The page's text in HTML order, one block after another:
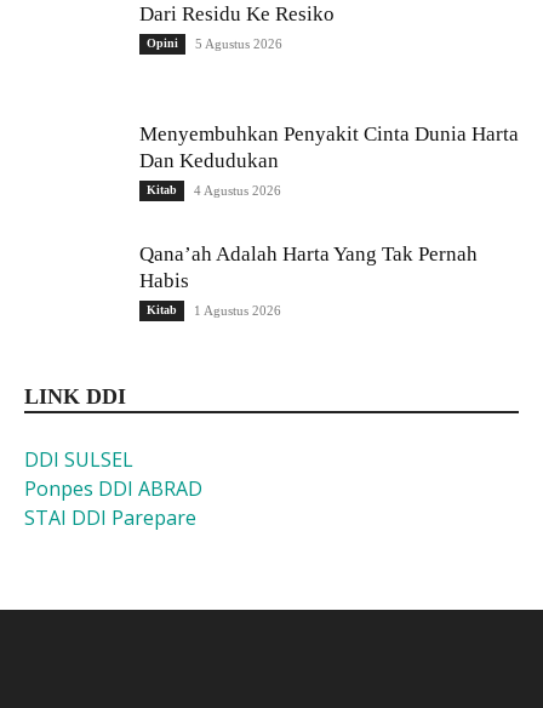
Dari Residu Ke Resiko
Opini 5 Agustus 2026
Menyembuhkan Penyakit Cinta Dunia Harta
Dan Kedudukan
Kitab 4 Agustus 2026
Qana’ah Adalah Harta Yang Tak Pernah
Habis
Kitab 1 Agustus 2026
LINK DDI
DDI SULSEL
Ponpes DDI ABRAD
STAI DDI Parepare